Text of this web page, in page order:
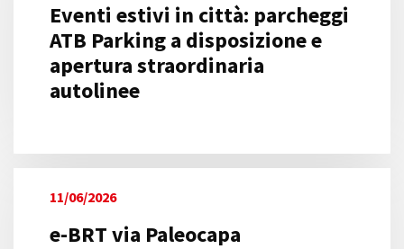
Eventi estivi in città: parcheggi
ATB Parking a disposizione e
apertura straordinaria
autolinee
11/06/2026
e-BRT via Paleocapa